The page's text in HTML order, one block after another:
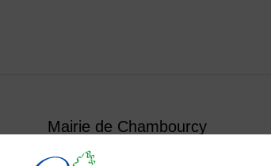
Mairie de Chambourcy
Place Charles de Gaulle 78240